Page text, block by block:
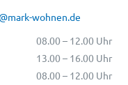
wohnen.de
08.00 – 12.00 Uhr
13.00 – 16.00 Uhr
08.00 – 12.00 Uhr